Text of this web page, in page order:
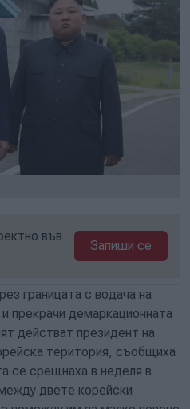
във
Запиши се
границата с водача на
прекрачи демаркационната
действат президент на
територия, съобщиха
се срещнаха в неделя в
двете корейски